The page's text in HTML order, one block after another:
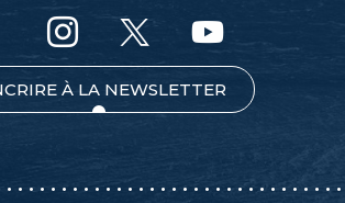
À LA NEWSLETTER